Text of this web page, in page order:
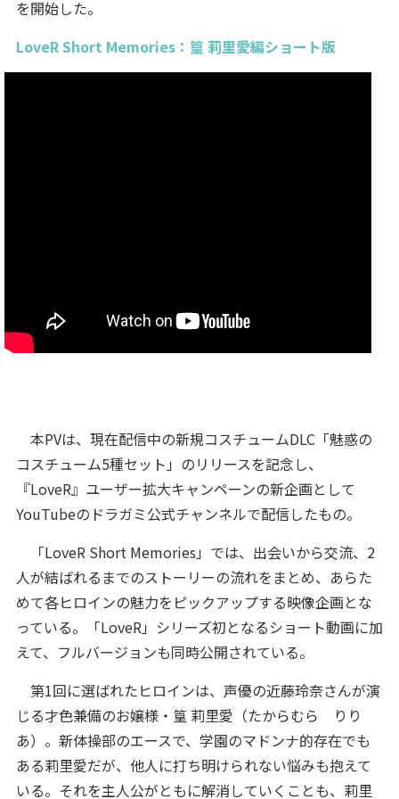
を開始した。
LoveR Short Memories：篁 莉里愛編ショート版
本PVは、現在配信中の新規コスチュームDLC「魅惑の
コスチューム5種セット」のリリースを記念し、
『LoveR』ユーザー拡大キャンペーンの新企画として
YouTubeのドラガミ公式チャンネルで配信したもの。
「LoveR Short Memories」では、出会いから交流、2
人が結ばれるまでのストーリーの流れをまとめ、あらた
めて各ヒロインの魅力をピックアップする映像企画とな
っている。「LoveR」シリーズ初となるショート動画に加
えて、フルバージョンも同時公開されている。
第1回に選ばれたヒロインは、声優の近藤玲奈さんが演
じる才色兼備のお嬢様・篁 莉里愛（たからむら りり
あ）。新体操部のエースで、学園のマドンナ的存在でも
ある莉里愛だが、他人に打ち明けられない悩みも抱えて
いる。それを主人公がともに解消していくことも、莉里